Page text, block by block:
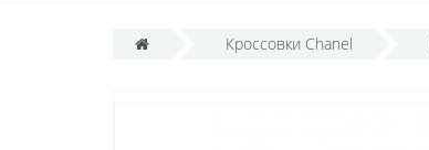
Кроссовки Chanel